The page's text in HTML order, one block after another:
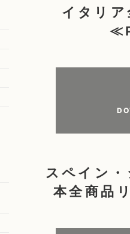
イタリア
スペイン・
本全商品